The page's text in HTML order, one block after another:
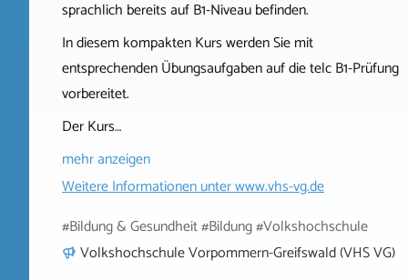
sprachlich bereits auf B1-Niveau befinden.
In diesem kompakten Kurs werden Sie mit
entsprechenden Übungsaufgaben auf die telc B1-Prüfung
vorbereitet.
Der Kurs…
mehr anzeigen
Weitere Informationen unterwww.vhs-vg.de
#Bildung & Gesundheit #Bildung #Volkshochschule
Volkshochschule Vorpommern-Greifswald (VHS VG)